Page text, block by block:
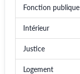
Fonction publique
Intérieur
Justice
Logement